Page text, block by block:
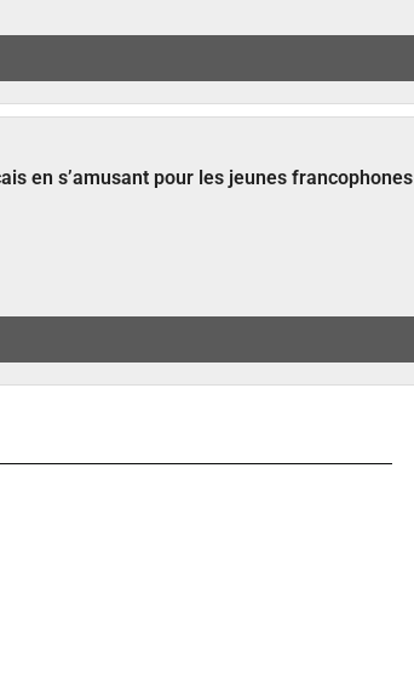
en s’amusant pour les jeunes francophones